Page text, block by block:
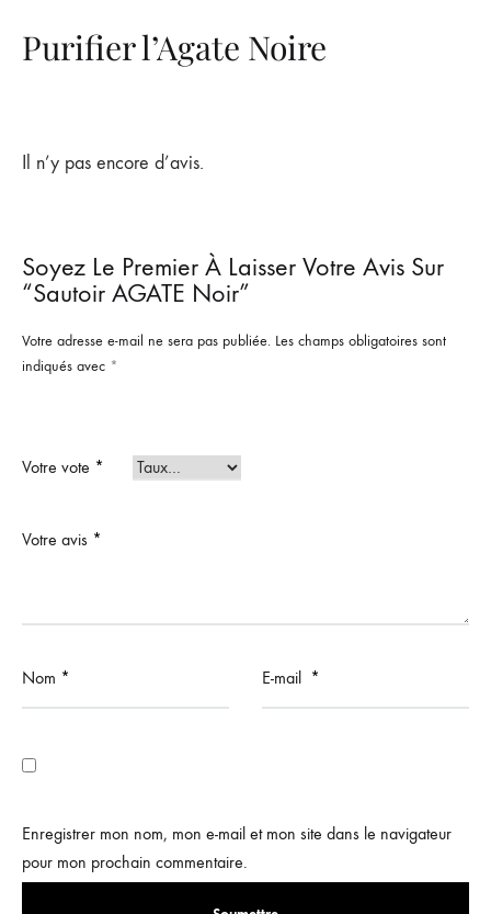
Purifier l’Agate Noire
Il n’y pas encore d’avis.
Soyez Le Premier À Laisser Votre Avis Sur
“Sautoir AGATE Noir”
Votre adresse e-mail ne sera pas publiée. Les champs obligatoires sont
indiqués avec *
Votre vote *
Votre avis *
Nom * E-mail *
Enregistrer mon nom, mon e-mail et mon site dans le navigateur
pour mon prochain commentaire.